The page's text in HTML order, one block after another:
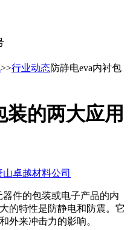
>>行业动态防静电eva内衬包
装的两大应用
山卓越材料公司
件的包装或电子产品的内
的特性是防静电和防震。它
外来冲击力的影响。